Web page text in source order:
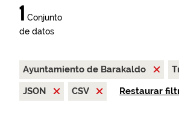
1 Conjunto
de datos
Ayuntamiento de Barakaldo
JSON
CSV Restaurar